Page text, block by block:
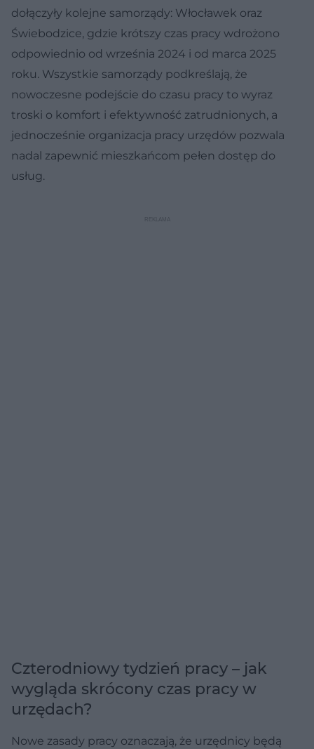
dołączyły kolejne samorządy: Włocławek oraz
Świebodzice, gdzie krótszy czas pracy wdrożono
odpowiednio od września 2024 i od marca 2025
roku. Wszystkie samorządy podkreślają, że
nowoczesne podejście do czasu pracy to wyraz
troski o komfort i efektywność zatrudnionych, a
jednocześnie organizacja pracy urzędów pozwala
nadal zapewnić mieszkańcom pełen dostęp do
usług.
Czterodniowy tydzień pracy – jak
wygląda skrócony czas pracy w
urzędach?
Nowe zasady pracy oznaczają, że urzędnicy będą